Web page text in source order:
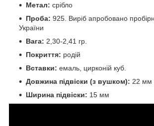
Метал: срібло
Проба: 925. Виріб апробовано
України
Вага: 2,30-2,41 гр.
Покриття: родій
Вставки: емаль, цирконій куб.
Довжина підвіски (з вушком): 22 мм
Ширина підвіски: 15 мм